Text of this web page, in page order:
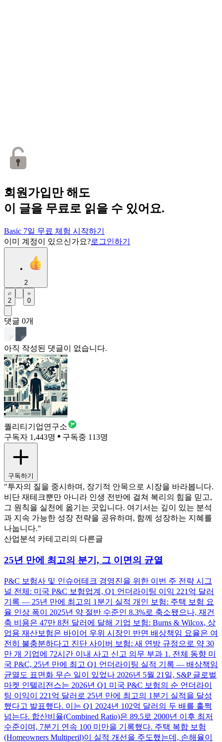
회원가입만 해도
이 글을 무료로 읽을 수 있어요.
Basic 7일 무료 체험 시작하기
이미 계정이 있으신가요?로그인하기
2
2 0
댓글 0개
아직 작성된 댓글이 없습니다.
퀄리티기업연구소
구독자 1,443명
구독중 113명
구독하기
"투자의 질을 중시하며, 장기적 안목으로 시장을 바라봅니다.
비단 재테크뿐만 아니라 인생 전반에 걸쳐 복리의 힘을 믿고,
그 원칙을 실천에 옮기는 곳입니다. 여기서는 깊이 있는 분석
과 지속 가능한 성장 전략을 공유하며, 함께 성장하는 지혜를
나눕니다."
산업분석 카테고리의 다른글
25년 만에 최고의 분기, 그 이면의 균열
P&C 보험사 및 인슈어테크 경영진을 위한 이번 주 전략 시그
널 전체: 미국 P&C 보험업계, Q1 언더라이팅 이익 221억 달러
기록 — 25년 만에 최고의 1분기 실적 개인 보험: 주택 보험 요
율 인상 폭이 2025년 약 절반 수준인 8.3%로 축소됐으나, 재건
축 비용은 47만 8천 달러에 달해 기업 보험: Burns & Wilcox, 상
업용 재산보험은 바이어 우위 시장인 반면 배상책임 요율은 여
전히 불충분하다고 진단 사이버 보험: 새 연방 규정으로 약 30
만 개 기업에 72시간 이내 사고 신고 의무 부과 1. 전체 동향 미
국 P&C, 25년 만에 최고 Q1 언더라이팅 실적 기록 — 배상책임
균열도 표면화 무슨 일이 있었나 2026년 5월 21일, S&P 글로벌
마켓 인텔리전스는 2026년 Q1 미국 P&C 보험의 순 언더라이
팅 이익이 221억 달러로 25년 만에 최고의 1분기 실적을 달성
했다고 발표했다. 이는 Q1 2024년 102억 달러의 두 배를 훌쩍
넘는다. 합산비율(Combined Ratio)은 89.5로 2000년 이후 최저
수준이며, 7분기 연속 100 미만을 기록했다. 주택 복합 보험
(Homeowners Multiperil)이 실적 개선을 주도했는데, 손해율이